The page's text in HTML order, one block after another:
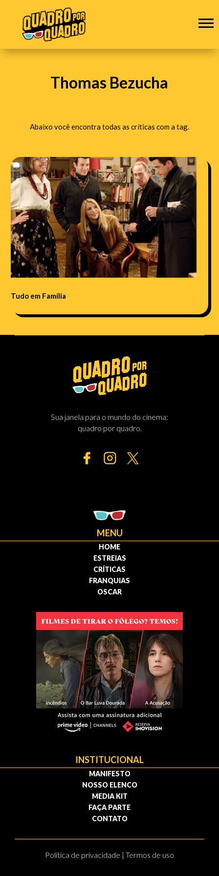
Thomas Bezucha
Abaixo você encontra todas as críticas com a tag.
Tudo em Família
Sua janela para o mundo do cinema:
quadro por quadro.
MENU
HOME
ESTREIAS
CRÍTICAS
FRANQUIAS
OSCAR
INSTITUCIONAL
MANIFESTO
NOSSO ELENCO
MEDIA KIT
FAÇA PARTE
CONTATO
Política de privacidade | Termos de uso